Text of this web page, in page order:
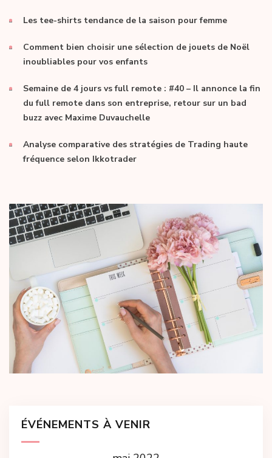
Les tee-shirts tendance de la saison pour femme
Comment bien choisir une sélection de jouets de Noël
inoubliables pour vos enfants
Semaine de 4 jours vs full remote : #40 – Il annonce la fin
du full remote dans son entreprise, retour sur un bad
buzz avec Maxime Duvauchelle
Analyse comparative des stratégies de Trading haute
fréquence selon Ikkotrader
ÉVÉNEMENTS À VENIR